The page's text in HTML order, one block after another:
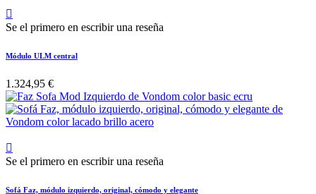

Se el primero en escribir una reseña
Módulo ULM central
1.324,95 €

Se el primero en escribir una reseña
Sofá Faz, módulo izquierdo, original, cómodo y elegante